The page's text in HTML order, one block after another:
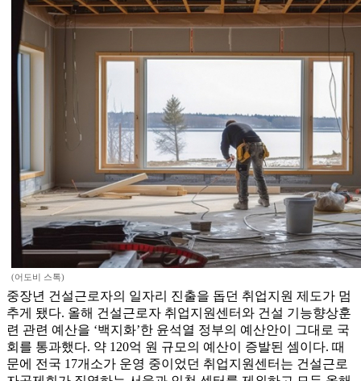
(어도비 스톡)
중장년 건설근로자의 일자리 진출을 돕던 취업지원 제도가 멈
추게 됐다. 올해 건설근로자 취업지원센터와 건설 기능향상훈
련 관련 예산을 ‘백지화’한 윤석열 정부의 예산안이 그대로 국
회를 통과했다. 약 120억 원 규모의 예산이 증발된 셈이다. 때
문에 전국 17개소가 운영 중이었던 취업지원센터는 건설근로